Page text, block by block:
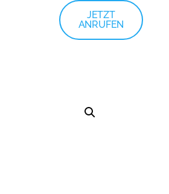
JETZT
ANRUFEN